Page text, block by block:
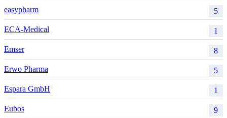
easypharm 5
ECA-Medical 1
Emser 8
Erwo Pharma 5
Espara GmbH 1
Eubos 9